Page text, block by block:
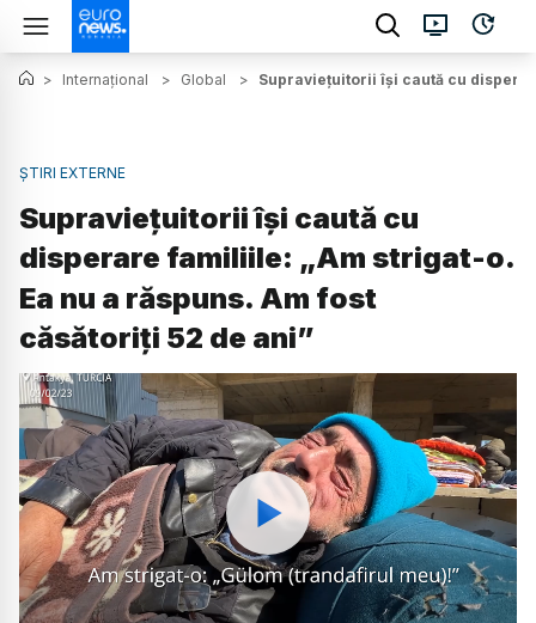
> Internațional > Global > Supraviețuitorii își caută cu
ȘTIRI EXTERNE
Supraviețuitorii își caută cu
disperare familiile: „Am strigat-o.
Ea nu a răspuns. Am fost
căsătoriți 52 de ani”
Watch